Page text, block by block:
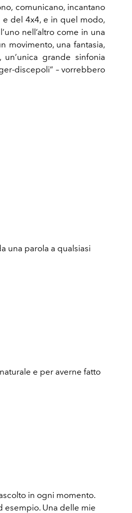
comunicano, incantano
del 4x4, e in quel modo,
nell’altro come in una
movimento, una fantasia,
grande sinfonia
discepoli” – vorrebbero
una parola a qualsiasi
e per averne fatto
in ogni momento.
esempio. Una delle mie